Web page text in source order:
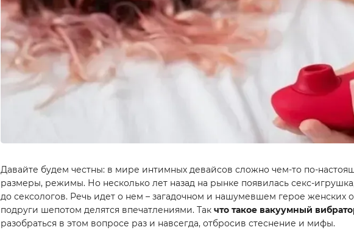
Давайте будем честны: в мире интимных девайсов сложно чем-то по-
размеры, режимы. Но несколько лет назад на рынке появилась секс-
до сексологов. Речь идет о нем – загадочном и нашумевшем герое
подруги шепотом делятся впечатлениями. Так что такое вакуумный
разобраться в этом вопросе раз и навсегда, отбросив стеснение и мифы.